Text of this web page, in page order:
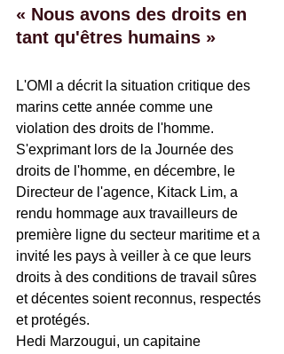
« Nous avons des droits en
tant qu'êtres humains »
L'OMI a décrit la situation critique des
marins cette année comme une
violation des droits de l'homme.
S'exprimant lors de la Journée des
droits de l'homme, en décembre, le
Directeur de l'agence, Kitack Lim, a
rendu hommage aux travailleurs de
première ligne du secteur maritime et a
invité les pays à veiller à ce que leurs
droits à des conditions de travail sûres
et décentes soient reconnus, respectés
et protégés.
Hedi Marzougui, un capitaine